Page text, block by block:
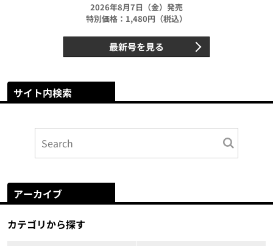
2026年8月7日（金）発売
特別価格：1,480円（税込）
最新号を見る
サイト内検索
アーカイブ
カテゴリから探す